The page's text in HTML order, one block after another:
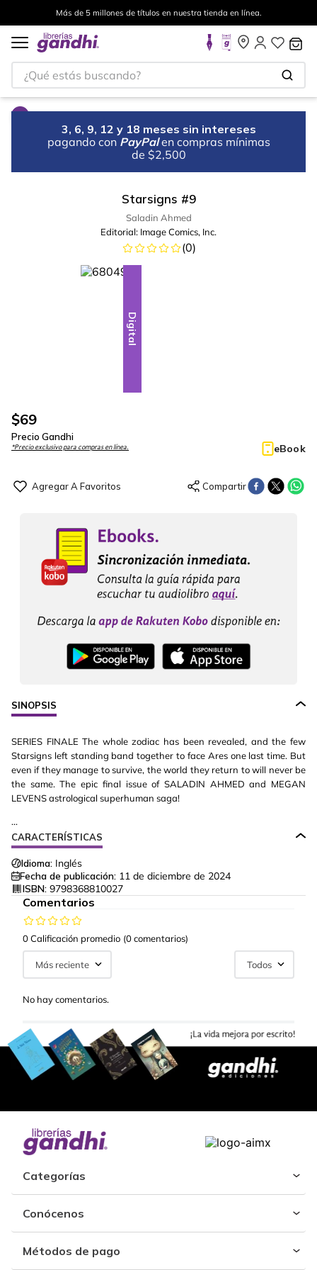
Más de 5 millones de títulos en nuestra tienda en línea.
¿Qué estás buscando?
3, 6, 9, 12 y 18 meses sin intereses
pagando con PayPal en compras mínimas
de $2,500
Starsigns #9
Saladin Ahmed
Editorial: Image Comics, Inc.
(0)
Digital
$69
Precio Gandhi
*Precio exclusivo para compras en línea. eBook
SINOPSIS
SERIES FINALE The whole zodiac has been revealed, and the few
Starsigns left standing band together to face Ares one last time. But
even if they manage to survive, the world they return to will never be
the same. The epic final issue of SALADIN AHMED and MEGAN
LEVENS astrological superhuman saga!
...
CARACTERÍSTICAS
Idioma: Inglés
Fecha de publicación: 11 de diciembre de 2024
ISBN: 9798368810027
Comentarios
0 Calificación promedio (0 comentarios)
Más reciente Todos
No hay comentarios.
Categorías
Conócenos
Métodos de pago